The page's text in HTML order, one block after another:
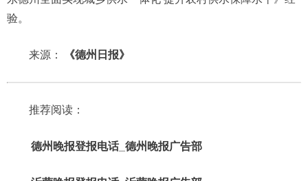
验。
来源： 《德州日报》
推荐阅读：
德州晚报登报电话_德州晚报广告部